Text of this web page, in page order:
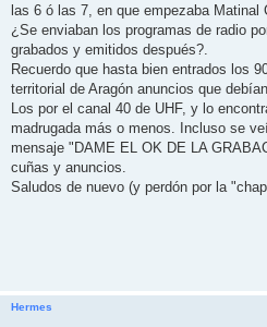
las 6 ó las 7, en que empezaba Matinal
¿Se enviaban los programas de radio
grabados y emitidos después?.
Recuerdo que hasta bien entrados los
territorial de Aragón anuncios que
Los por el canal 40 de UHF, y lo
madrugada más o menos. Incluso se
mensaje "DAME EL OK DE LA
cuñas y anuncios.
Saludos de nuevo (y perdón por la
Hermes